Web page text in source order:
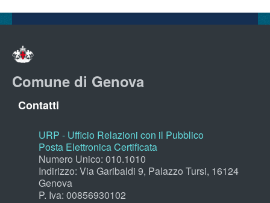
Comune di Genova
Contatti
URP - Ufficio Relazioni con il Pubblico
Posta Elettronica Certificata
Numero Unico: 010.1010
Indirizzo: Via Garibaldi 9, Palazzo Tursi, 16124
Genova
P. Iva: 00856930102